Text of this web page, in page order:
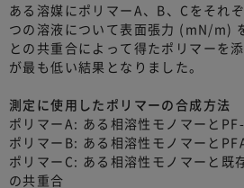
ある溶媒にポリマーA、B、Cをそれ
つの溶液について表面張力 (mN/m)
との共重合によって得たポリマーを
が最も低い結果となりました。
測定に使用したポリマーの合成方法
ポリマーA: ある相溶性モノマーと
ポリマーB: ある相溶性モノマーと
ポリマーC: ある相溶性モノマーと既
の共重合